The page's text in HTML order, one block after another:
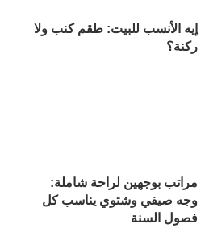
إيه الأنسب للبيت: طقم كنب ولا
ركنة؟
مراتب بوجهين لراحة شاملة:
وجه صيفي وشتوي يناسب كل
فصول السنة